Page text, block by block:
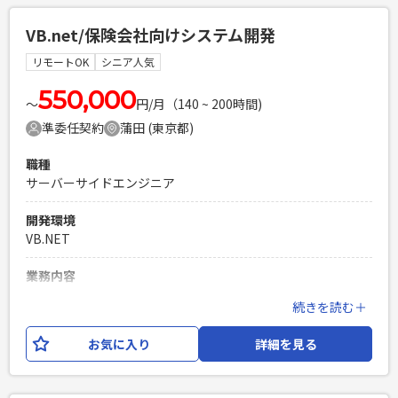
PHPを用いたWebサービスの開発経験4年以上
Laravelを用いた開発経験1年以上
エンジニア複数人のチームでの開発経験
VB.net/保険会社向けシステム開発
リモートOK シニア人気
〜550,000円/月（140 ~ 200時間)
準委任契約
蒲田 (東京都)
職種
サーバーサイドエンジニア
開発環境
VB.NET
業務内容
既存システムの機能追加や改修をお願いいただく予定です。
また、数年に一度の大幅バージョンアップ（刷新）について
もご担当いただく予定です。 ※今期の大幅バージョンアップ
続きを読む＋
お気に入り 詳細を見る